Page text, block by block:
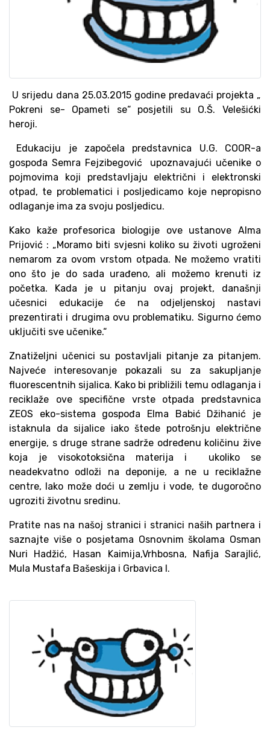
U srijedu dana 25.03.2015 godine predavaći projekta „
Pokreni se- Opameti se“ posjetili su O.Š. Velešićki
heroji.
Edukaciju je započela predstavnica U.G. COOR-a
gospođa Semra Fejzibegović upoznavajući učenike o
pojmovima koji predstavljaju električni i elektronski
otpad, te problematici i posljedicamo koje nepropisno
odlaganje ima za svoju posljedicu.
Kako kaže profesorica biologije ove ustanove Alma
Prijović : „Moramo biti svjesni koliko su životi ugroženi
nemarom za ovom vrstom otpada. Ne možemo vratiti
ono što je do sada urađeno, ali možemo krenuti iz
početka. Kada je u pitanju ovaj projekt, današnji
učesnici edukacije će na odjeljenskoj nastavi
prezentirati i drugima ovu problematiku. Sigurno ćemo
uključiti sve učenike.“
Znatiželjni učenici su postavljali pitanje za pitanjem.
Najveće interesovanje pokazali su za sakupljanje
fluorescentnih sijalica. Kako bi približili temu odlaganja i
reciklaže ove specifične vrste otpada predstavnica
ZEOS eko-sistema gospođa Elma Babić Džihanić je
istaknula da sijalice iako štede potrošnju električne
energije, s druge strane sadrže određenu količinu žive
koja je visokotoksična materija i ukoliko se
neadekvatno odloži na deponije, a ne u reciklažne
centre, lako može doći u zemlju i vode, te dugoročno
ugroziti životnu sredinu.
Pratite nas na našoj stranici i stranici naših partnera i
saznajte više o posjetama Osnovnim školama Osman
Nuri Hadžić, Hasan Kaimija,Vrhbosna, Nafija Sarajlić,
Mula Mustafa Bašeskija i Grbavica I.